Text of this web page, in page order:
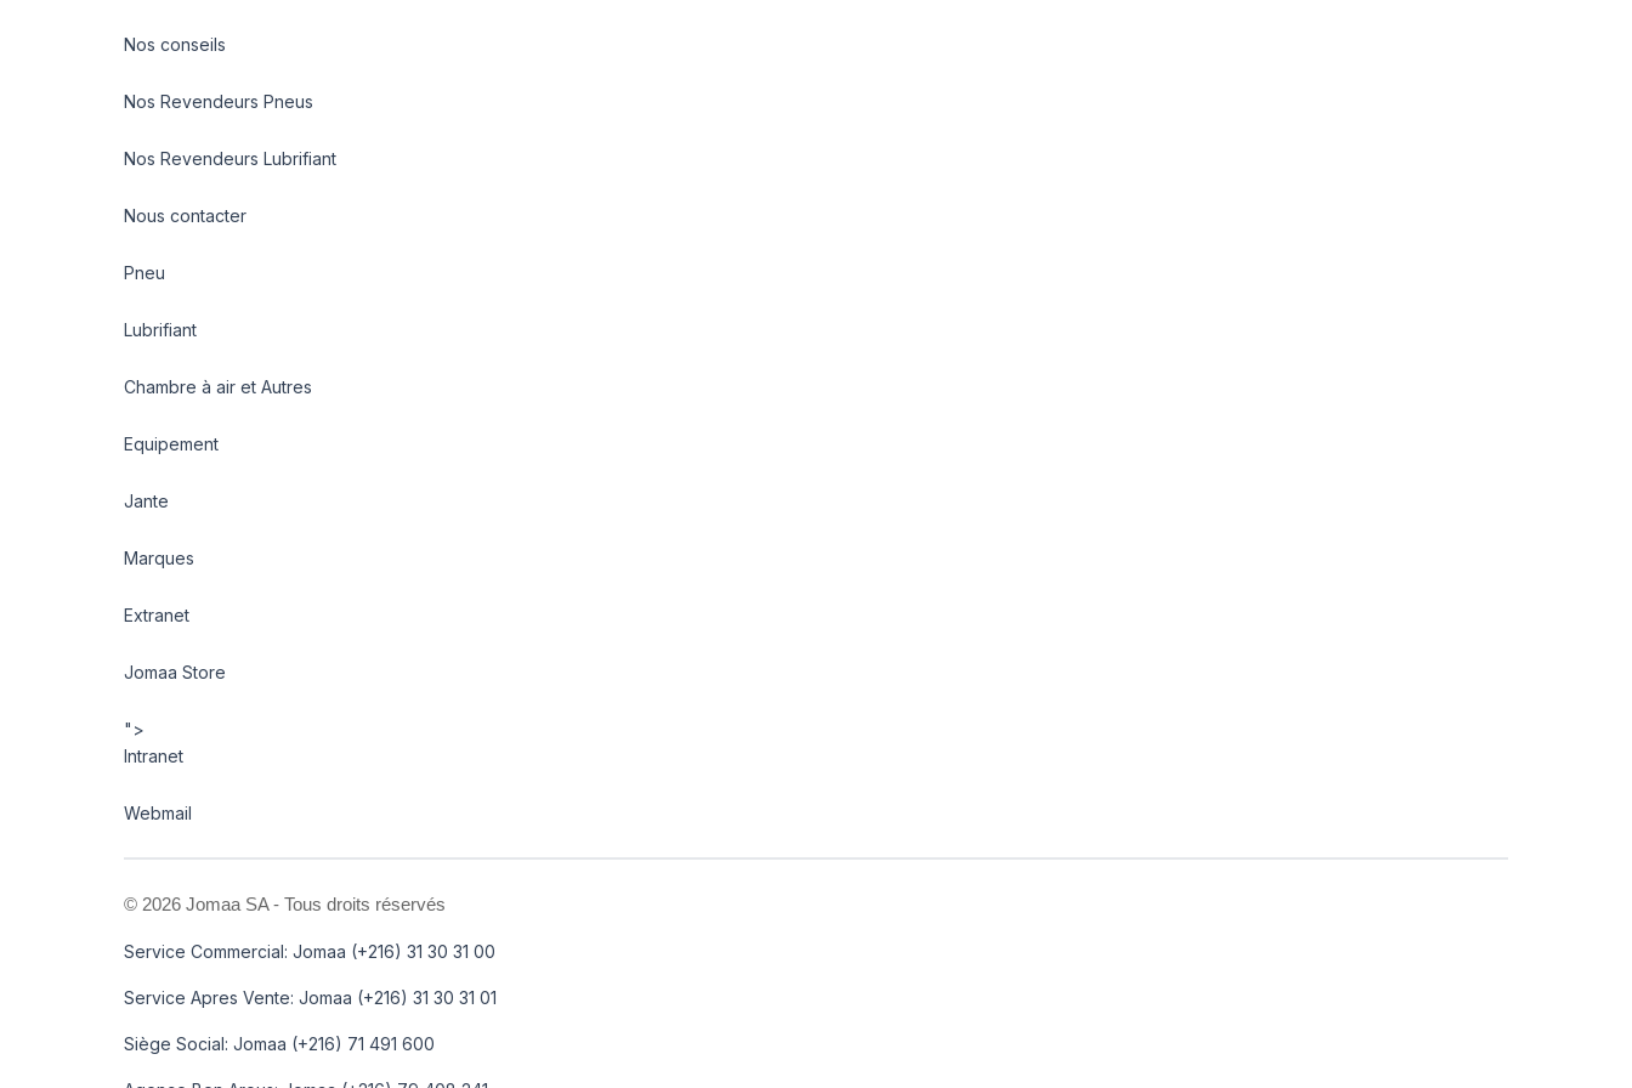
Nos conseils
Nos Revendeurs Pneus
Nos Revendeurs Lubrifiant
Nous contacter
Pneu
Lubrifiant
Chambre à air et Autres
Equipement
Jante
Marques
Extranet
Jomaa Store
">
Intranet
Webmail
© 2026 Jomaa SA - Tous droits réservés
Service Commercial: Jomaa (+216) 31 30 31 00
Service Apres Vente: Jomaa (+216) 31 30 31 01
Siège Social: Jomaa (+216) 71 491 600